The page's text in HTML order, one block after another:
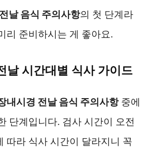
날 음식 주의사항의 첫 단계라
리 준비하시는 게 좋아요.
날 시간대별 식사 가이드
내시경 전날 음식 주의사항중에
단계입니다. 검사 시간이 오전
따라 식사 시간이 달라지니 꼭